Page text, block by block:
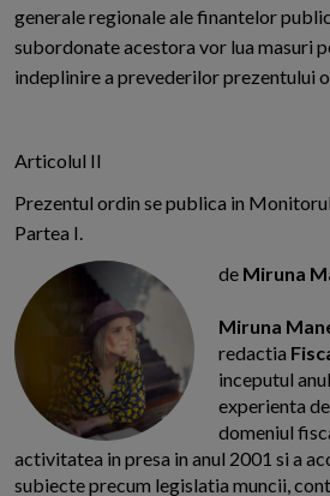
generale regionale ale finantelor
subordonate acestora vor lua masuri
indeplinire a prevederilor prezentului
Articolul II
Prezentul ordin se publica in
Partea I.
de Miruna
Miruna
redactia
inceputul
experienta
domeniul
activitatea in presa in anul 2001 si a
subiecte precum legislatia muncii,